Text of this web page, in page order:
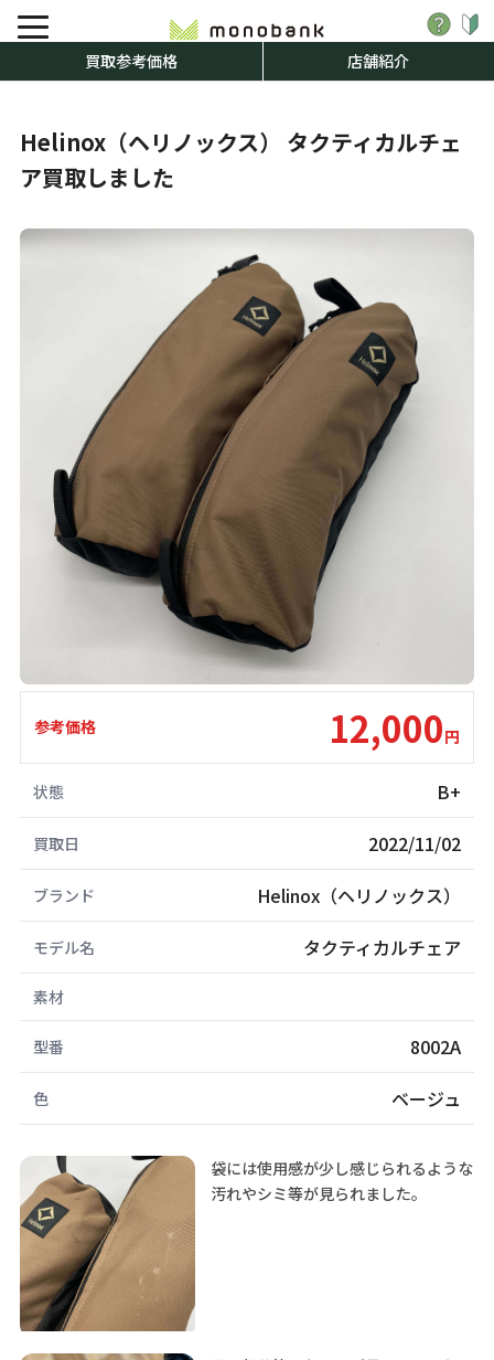
買取参考価格 店舗紹介
Helinox（ヘリノックス） タクティカルチェ
ア買取しました
参考価格 12,000円
状態 B+
買取日 2022/11/02
ブランド Helinox（ヘリノックス）
モデル名 タクティカルチェア
素材
型番 8002A
色 ベージュ
袋には使用感が少し感じられるような
汚れやシミ等が見られました。